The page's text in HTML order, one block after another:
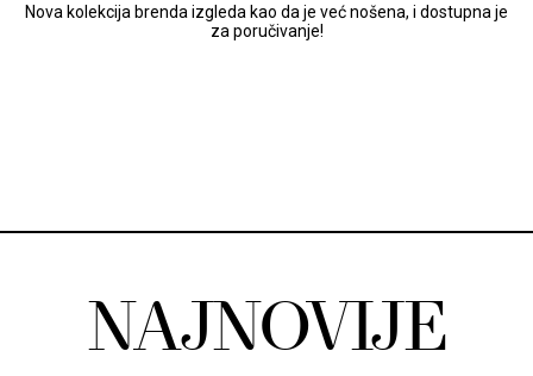
Nova kolekcija brenda izgleda kao da je već nošena, i dostupna je
za poručivanje!
NAJNOVIJE